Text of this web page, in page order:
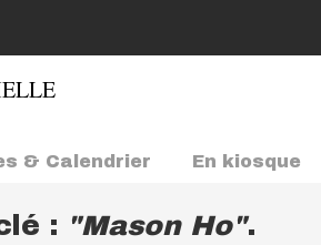
& Calendrier En kiosque
: "Mason Ho".